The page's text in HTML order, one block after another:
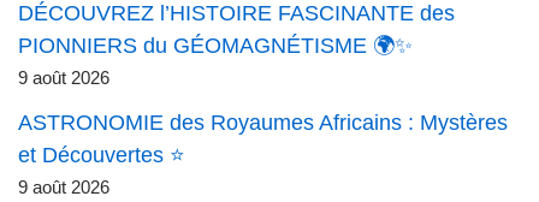
DÉCOUVREZ l’HISTOIRE FASCINANTE des
PIONNIERS du GÉOMAGNÉTISME 🌍✨
9 août 2026
ASTRONOMIE des Royaumes Africains : Mystères
et Découvertes ⭐
9 août 2026